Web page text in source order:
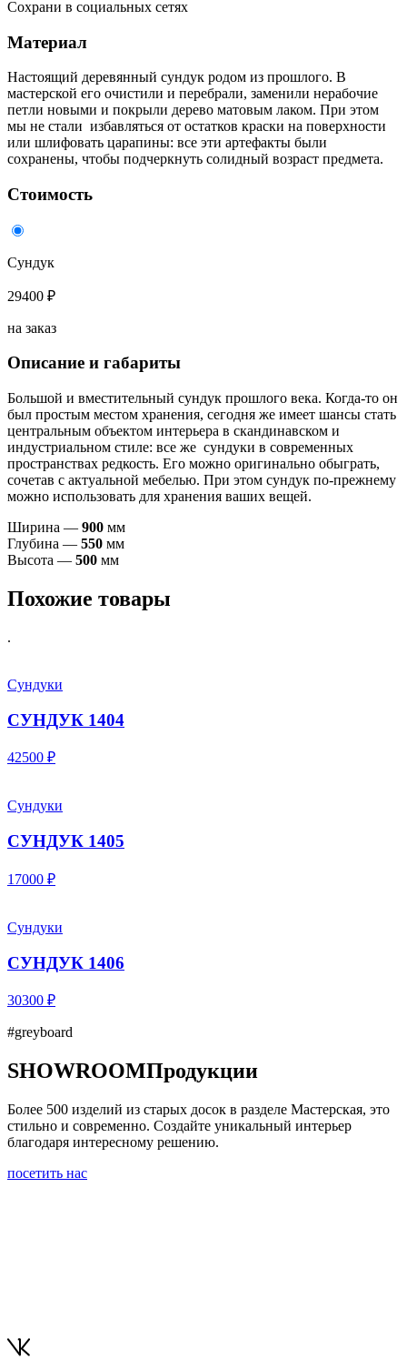
Сохрани в социальных сетях
Материал
Настоящий деревянный сундук родом из прошлого. В
мастерской его очистили и перебрали, заменили нерабочие
петли новыми и покрыли дерево матовым лаком. При этом
мы не стали избавляться от остатков краски на поверхности
или шлифовать царапины: все эти артефакты были
сохранены, чтобы подчеркнуть солидный возраст предмета.
Стоимость
Сундук
29400 ₽
на заказ
Описание и габариты
Большой и вместительный сундук прошлого века. Когда-то он
был простым местом хранения, сегодня же имеет шансы стать
центральным объектом интерьера в скандинавском и
индустриальном стиле: все же сундуки в современных
пространствах редкость. Его можно оригинально обыграть,
сочетав с актуальной мебелью. При этом сундук по-прежнему
можно использовать для хранения ваших вещей.
Ширина — 900 мм
Глубина — 550 мм
Высота — 500 мм
Похожие товары
.
Сундуки
СУНДУК 1404
42500 ₽
Сундуки
СУНДУК 1405
17000 ₽
Сундуки
СУНДУК 1406
30300 ₽
#greyboard
SHOWROOMПродукции
Более 500 изделий из старых досок в разделе Мастерская, это
стильно и современно. Создайте уникальный интерьер
благодаря интересному решению.
посетить нас